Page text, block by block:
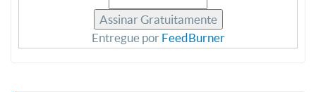
Entregue porFeedBurner